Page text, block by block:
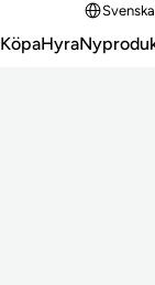
Svenska
KöpaHyra